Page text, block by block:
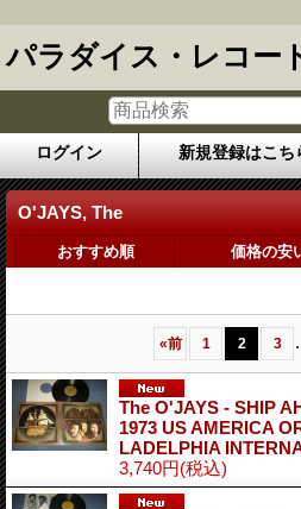
パラダイス・レコー
ログイン 新規登録はこち
O'JAYS, The
おすすめ順 価格の安
«前 1 2 3
The O'JAYS - SHIP
1973 US AMERICA
LADELPHIA
3,740円(税込)